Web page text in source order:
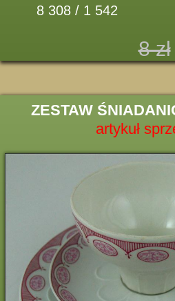
8 308 / 1 542
8 zł
ZESTAW
artykuł